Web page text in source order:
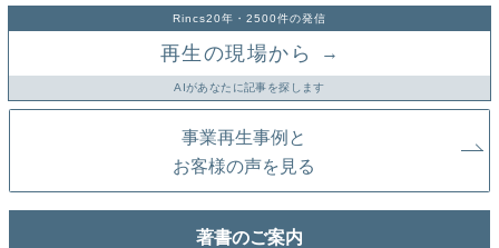
Rincs20年・2500件の発信
再生の現場から →
AIがあなたに記事を探します
事業再生事例と
お客様の声を見る
著書のご案内